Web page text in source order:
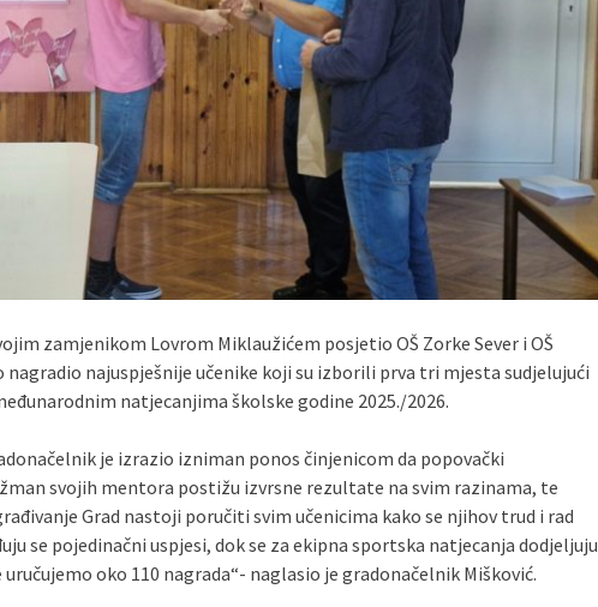
zamjenikom Lovrom Miklaužićem posjetio OŠ Zorke Sever i OŠ
najuspješnije učenike koji su izborili prva tri mjesta sudjelujući
natjecanjima školske godine 2025./2026.
je izrazio izniman ponos činjenicom da popovački
svojih mentora postižu izvrsne rezultate na svim razinama, te
Grad nastoji poručiti svim učenicima kako se njihov trud i rad
se pojedinačni uspjesi, dok se za ekipna sportska natjecanja dodjeljuju
oko 110 nagrada“- naglasio je gradonačelnik Mišković.